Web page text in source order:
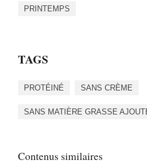
PRINTEMPS
TAGS
PROTÉINÉ SANS CRÈME
SANS MATIÈRE GRASSE
Contenus similaires